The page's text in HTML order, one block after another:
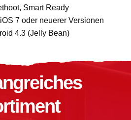
Smart Ready
7 oder neuerer Versionen
4.3 (Jelly Bean)